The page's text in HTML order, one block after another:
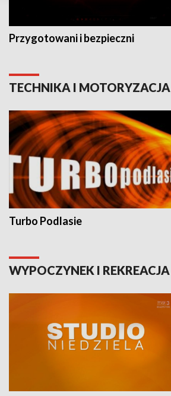
Przygotowani i bezpieczni
TECHNIKA I MOTORYZACJA
Turbo Podlasie
WYPOCZYNEK I REKREACJA